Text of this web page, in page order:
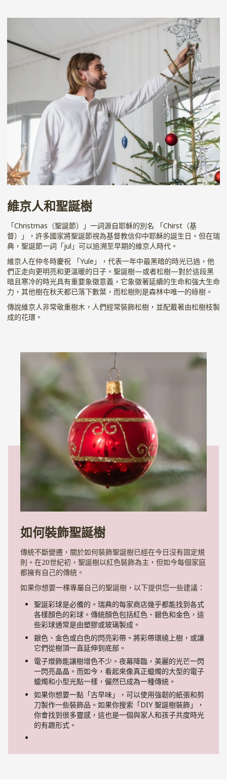
維京人和聖誕樹
「Christmas（聖誕節）」一詞源自耶穌的別名 「Chirst（基
督）」，許多國家將聖誕節視為基督教信仰中耶穌的誕生日。但在瑞
典，聖誕節一詞「jul」可以追溯至早期的維京人時代。
維京人在仲冬時慶祝 「Yule」，代表一年中最黑暗的時光已過，他
們正走向更明亮和更溫暖的日子。聖誕樹—或者松樹—對於這段黑
暗且寒冷的時光具有重要象徵意義，它象徵著延續的生命和強大生命
力，其他樹在秋天都已落下數葉，而松樹則是森林中唯一的綠樹。
傳說維京人非常敬重樹木，人們經常裝飾松樹，並配戴著由松樹枝製
成的花環。
如何裝飾聖誕樹
傳統不斷變遷，關於如何裝飾聖誕樹已經在今日沒有固定規
則。在20世紀初，聖誕樹以紅色裝飾為主，但如今每個家庭
都擁有自己的傳統。
如果你想要一棵專屬自己的聖誕樹，以下提供您一些建議：
聖誕彩球是必備的。瑞典的每家商店幾乎都能找到各式
各樣顏色的彩球。傳統顏色包括紅色、銀色和金色，這
些彩球通常是由塑膠或玻璃製成。
銀色、金色或白色的閃亮彩帶。將彩帶環繞上樹，或讓
它們從樹頂一直延伸到底部。
電子燈飾能讓樹增色不少。夜幕降臨，美麗的光芒一閃
一閃亮晶晶。而如今，看起來像真正蠟燭的大型的電子
蠟燭和小型光點一樣，儼然已成為一種傳統。
如果你想要一點「古早味」，可以使用強韌的紙張和剪
刀製作一些裝飾品。如果你搜索「DIY 聖誕樹裝飾」，
你會找到很多靈感，這也是一個與家人和孩子共度時光
的有趣形式。